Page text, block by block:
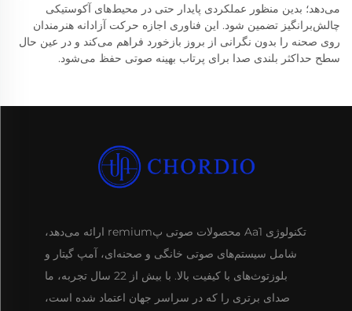
می‌دهد؛ بدین منظور عملکردی پایدار حتی در محیط‌های آکوستیکی
چالش‌برانگیز تضمین شود. این فناوری اجازه حرکت آزادانه هنرمندان
روی صحنه را بدون نگرانی از بروز بازخورد فراهم می‌کند و در عین حال
سطح حداکثر بلندی صدا برای پرتاب بهینه صوتی حفظ می‌شود.
تکنولوژی Aa1 محصولات صوتی پremium ارائه می‌دهد،
شامل سیستم‌های صوتی خانگی و صحنه‌ای، آمپ گیتار و
بلوزتوث‌های با کیفیت بالا. با بیش از 22 سال تجربه، ما
صدای برتری را که در سراسر جهان اعتماد شده است،